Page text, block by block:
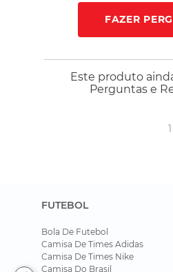
FAZER
Este produto
Perguntas e
FUTEBOL
Bola De Futebol
Camisa De Times Adidas
Camisa De Times Nike
Camisa Do Brasil